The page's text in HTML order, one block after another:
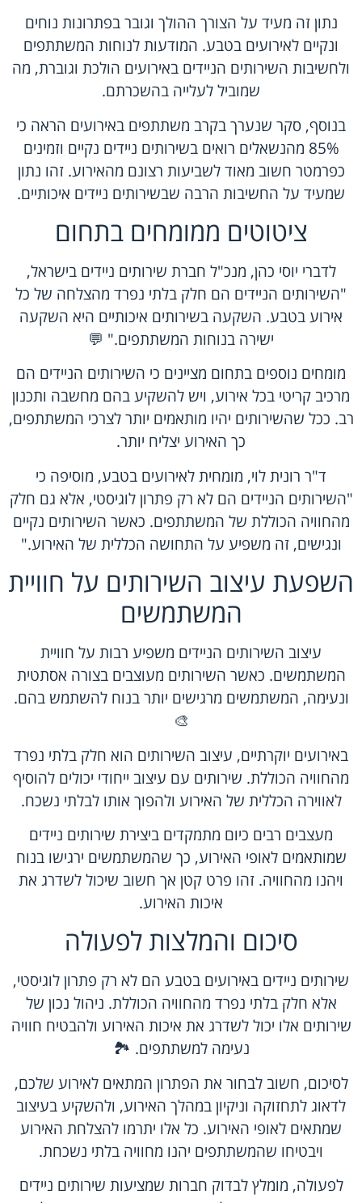
נתון זה מעיד על הצורך ההולך וגובר בפתרונות נוחים
ונקיים לאירועים בטבע. המודעות לנוחות המשתתפים
ולחשיבות השירותים הניידים באירועים הולכת וגוברת, מה
שמוביל לעלייה בהשכרתם.
בנוסף, סקר שנערך בקרב משתתפים באירועים הראה כי
85% מהנשאלים רואים בשירותים ניידים נקיים וזמינים
כפרמטר חשוב מאוד לשביעות רצונם מהאירוע. זהו נתון
שמעיד על החשיבות הרבה שבשירותים ניידים איכותיים.
ציטוטים ממומחים בתחום
לדברי יוסי כהן, מנכ"ל חברת שירותים ניידים בישראל,
"השירותים הניידים הם חלק בלתי נפרד מהצלחה של כל
אירוע בטבע. השקעה בשירותים איכותיים היא השקעה
ישירה בנוחות המשתתפים." 💬
מומחים נוספים בתחום מציינים כי השירותים הניידים הם
מרכיב קריטי בכל אירוע, ויש להשקיע בהם מחשבה ותכנון
רב. ככל שהשירותים יהיו מותאמים יותר לצרכי המשתתפים,
כך האירוע יצליח יותר.
ד"ר רונית לוי, מומחית לאירועים בטבע, מוסיפה כי
"השירותים הניידים הם לא רק פתרון לוגיסטי, אלא גם חלק
מהחוויה הכוללת של המשתתפים. כאשר השירותים נקיים
ונגישים, זה משפיע על התחושה הכללית של האירוע."
השפעת עיצוב השירותים על חוויית
המשתמשים
עיצוב השירותים הניידים משפיע רבות על חוויית
המשתמשים. כאשר השירותים מעוצבים בצורה אסתטית
ונעימה, המשתמשים מרגישים יותר בנוח להשתמש בהם.
🎨
באירועים יוקרתיים, עיצוב השירותים הוא חלק בלתי נפרד
מהחוויה הכוללת. שירותים עם עיצוב ייחודי יכולים להוסיף
לאווירה הכללית של האירוע ולהפוך אותו לבלתי נשכח.
מעצבים רבים כיום מתמקדים ביצירת שירותים ניידים
שמותאמים לאופי האירוע, כך שהמשתמשים ירגישו בנוח
ויהנו מהחוויה. זהו פרט קטן אך חשוב שיכול לשדרג את
איכות האירוע.
סיכום והמלצות לפעולה
שירותים ניידים באירועים בטבע הם לא רק פתרון לוגיסטי,
אלא חלק בלתי נפרד מהחוויה הכוללת. ניהול נכון של
שירותים אלו יכול לשדרג את איכות האירוע ולהבטיח חוויה
נעימה למשתתפים. 🏞️
לסיכום, חשוב לבחור את הפתרון המתאים לאירוע שלכם,
לדאוג לתחזוקה וניקיון במהלך האירוע, ולהשקיע בעיצוב
שמתאים לאופי האירוע. כל אלו יתרמו להצלחת האירוע
ויבטיחו שהמשתתפים יהנו מחוויה בלתי נשכחת.
לפעולה, מומלץ לבדוק חברות שמציעות שירותים ניידים